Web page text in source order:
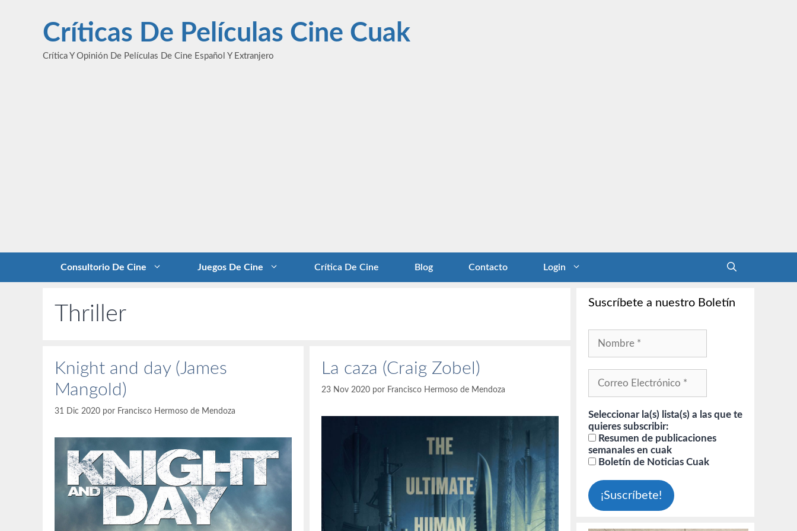
contenidoCríticas De Películas Cine Cuak
Crítica Y Opinión De Películas De Cine Español Y Extranjero
Consultorio De Cine Juegos De Cine Crítica De Cine Blog Contacto Login
Thriller
Knight and day (James
Mangold)
31 Dic 2020 por Francisco Hermoso de Mendoza
La caza (Craig Zobel)
23 Nov 2020 por Francisco Hermoso de Mendoza
Suscríbete a nuestro Boletín
Seleccionar la(s) lista(s) a las que te
quieres subscribir:
Resumen de publicaciones
semanales en cuak
Boletín de Noticias Cuak